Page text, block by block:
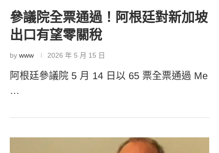
參議院全票通過！阿根廷對新加坡
出口有望零關稅
by www 2026 年 5 月 15 日
阿根廷參議院 5 月 14 日以 65 票全票通過 Me
…